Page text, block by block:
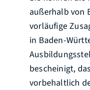
außerhalb von
vorläufige
in Baden-
bescheinigt,
vorbehaltlich